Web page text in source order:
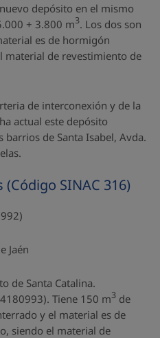
depósito en el mismo
+ 3.800 m3. Los dos son
es de hormigón
material de revestimiento de
de interconexión y de la
actual este depósito
barrios de Santa Isabel, Avda.
SINAC 316)
Jaén
de Santa Catalina.
Tiene 150 m3 de
y el material es de
siendo el material de